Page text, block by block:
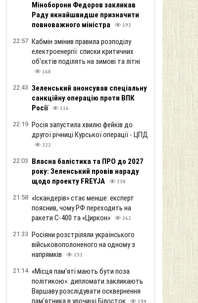
Міноборони Федоров закликав
Раду якнайшвидше призначити
повноважного міністра
192
22:57 Кабмін змінив правила розподілу
електроенергії: списки критичних
об'єктів поділять на зимові та літні
168
22:43 Зеленський анонсував спеціальну
санкційну операцію проти ВПК
Росії
216
22:19 Росія запустила хвилю фейків до
другої річниці Курської операції - ЦПД
222
22:03 Власна балістика та ПРО до 2027
року: Зеленський провів нараду
щодо проекту FREYJA
238
21:58 «Іскандерів» стає менше: експерт
пояснив, чому РФ переходить на
ракети С-400 та «Циркон»
262
21:33 Росіяни розстріляли українського
військовополоненого на одному з
напрямків
232
21:14 «Місця пам'яті мають бути поза
політикою»: дипломати закликають
Варшаву розслідувати осквернення
пам'ятника в урочищі Білосток